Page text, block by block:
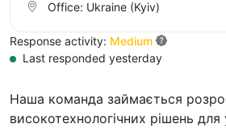
Наша команда займається
високотехнологічних рішень
Office: Ukraine (Kyiv)
Response activity: Medium
Last responded yesterday